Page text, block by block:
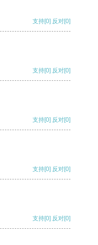
支持[0] 反对[0]
支持[0] 反对[0]
支持[0] 反对[0]
支持[0] 反对[0]
支持[0] 反对[0]